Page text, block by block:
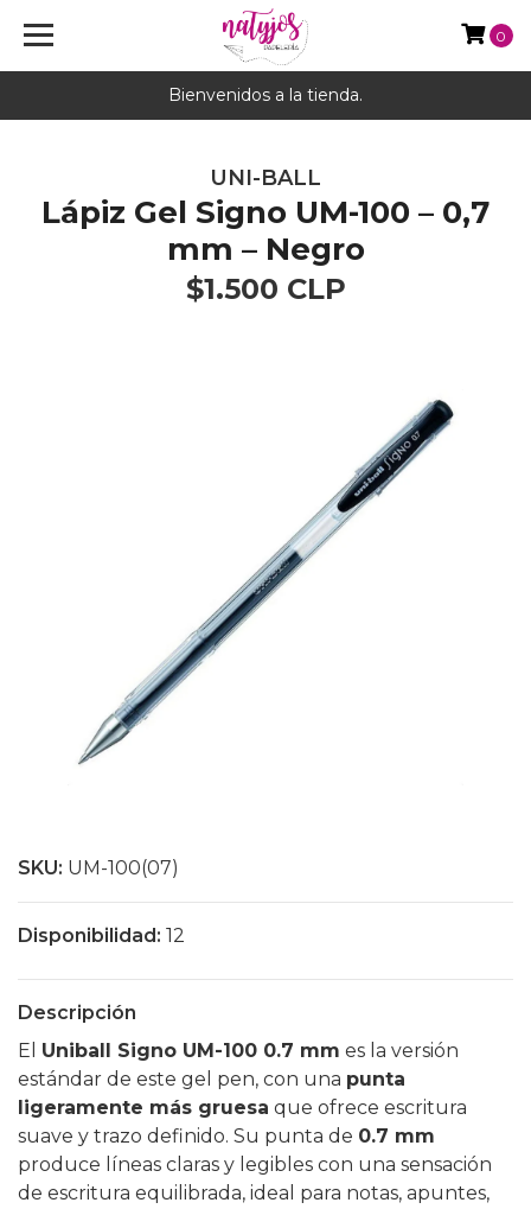
Bienvenidos a la tienda.
0
UNI-BALL
Lápiz Gel Signo UM-100 – 0,7
mm – Negro
$1.500 CLP
SKU: UM-100(07)
Disponibilidad: 12
Descripción
El Uniball Signo UM-100 0.7 mm es la versión
estándar de este gel pen, con una punta
ligeramente más gruesa que ofrece escritura
suave y trazo definido. Su punta de 0.7 mm
produce líneas claras y legibles con una sensación
de escritura equilibrada, ideal para notas, apuntes,